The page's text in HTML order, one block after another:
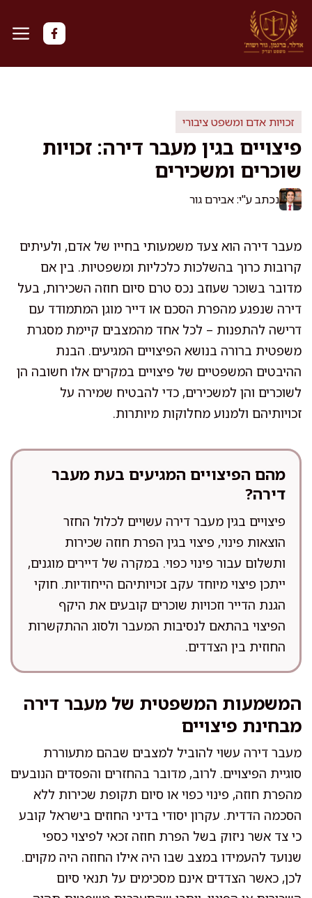
לדלג
לתוכן
זכויות אדם ומשפט ציבורי
פיצויים בגין מעבר דירה: זכויות
שוכרים ומשכירים
נכתב ע"י: אבירם גור
מעבר דירה הוא צעד משמעותי בחייו של אדם, ולעיתים
קרובות כרוך בהשלכות כלכליות ומשפטיות. בין אם
מדובר בשוכר שעוזב נכס טרם סיום חוזה השכירות, בעל
דירה שנפגע מהפרת הסכם או דייר מוגן המתמודד עם
דרישה להתפנות – לכל אחד מהמצבים קיימת מסגרת
משפטית ברורה בנושא הפיצויים המגיעים. הבנת
ההיבטים המשפטיים של פיצויים במקרים אלו חשובה הן
לשוכרים והן למשכירים, כדי להבטיח שמירה על
זכויותיהם ולמנוע מחלוקות מיותרות.
מהם הפיצויים המגיעים בעת מעבר
דירה?
פיצויים בגין מעבר דירה עשויים לכלול החזר
הוצאות פינוי, פיצוי בגין הפרת חוזה שכירות
ותשלום עבור פינוי כפוי. במקרה של דיירים מוגנים,
ייתכן פיצוי מיוחד עקב זכויותיהם הייחודיות. חוקי
הגנת הדייר וזכויות שוכרים קובעים את היקף
הפיצוי בהתאם לנסיבות המעבר ולסוג ההתקשרות
החוזית בין הצדדים.
המשמעות המשפטית של מעבר דירה
מבחינת פיצויים
מעבר דירה עשוי להוביל למצבים שבהם מתעוררת
סוגיית הפיצויים. לרוב, מדובר בהחזרים והפסדים הנובעים
מהפרת חוזה, פינוי כפוי או סיום תקופת שכירות ללא
הסכמה הדדית. עקרון יסודי בדיני החוזים בישראל קובע
כי צד אשר ניזוק בשל הפרת חוזה זכאי לפיצוי כספי
שנועד להעמידו במצב שבו היה אילו החוזה היה מקוים.
לכן, כאשר הצדדים אינם מסכימים על תנאי סיום